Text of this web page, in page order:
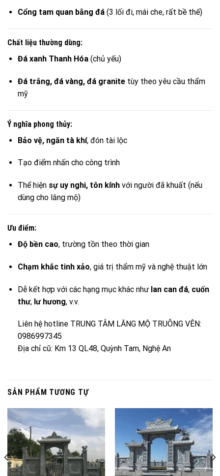
Cổng tam quan bằng đá(3 lối đi, mái che, rất bề thế)
Chất liệu thường dùng:
Đá xanh Thanh Hóa(chủ yếu)
Đá trắng, đá vàng, đá granitetùy theo yêu cầu thẩm
mỹ
Ý nghĩa phong thủy:
Bảo vệ, ngăn tà khí, đón tài lộc
Tạo điểm nhấn cho công trình
Thể hiện sự uy nghi, tôn kínhvới người đã khuất (nếu
dùng cho lăng mộ)
Ưu điểm:
Độ bền cao, trường tồn theo thời gian
Chạm khắc tinh xảo, giá trị thẩm mỹ và nghệ thuật lớn
Dễ kết hợp với các hạng mục khác như lan can đá, cuốn
thư, lư hương, v.v.
Liên hệ hotline TRUNG TÂM LĂNG MỘ TRUÔNG VÊN:
0986997345
Địa chỉ cũ: Km 13 QL48, Quỳnh Tam, Nghệ An
SẢN PHẨM TƯƠNG TỰ